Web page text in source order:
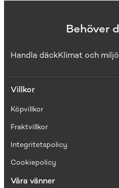
Behöver
Handla däckKlimat och miljö
Villkor
Köpvillkor
Fraktvillkor
Integritetspolicy
Cookiepolicy
Våra vänner